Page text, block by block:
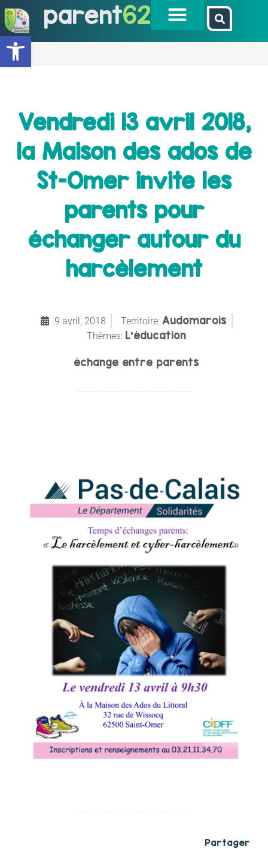
Ouvrir la barre d’outils
parent62
Vendredi 13 avril 2018,
la Maison des ados de
St-Omer invite les
parents pour
échanger autour du
harcèlement
9 avril, 2018 Territoire: Audomarois
Thèmes: L'éducation
échange entre parents
Partager